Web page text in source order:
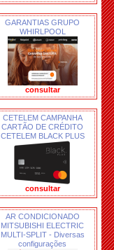
GARANTIAS GRUPO
WHIRLPOOL
consultar
CETELEM CAMPANHA
CARTÃO DE CRÉDITO
CETELEM BLACK PLUS
consultar
AR CONDICIONADO
MITSUBISHI ELECTRIC
MULTI-SPLIT - Diversas
configurações